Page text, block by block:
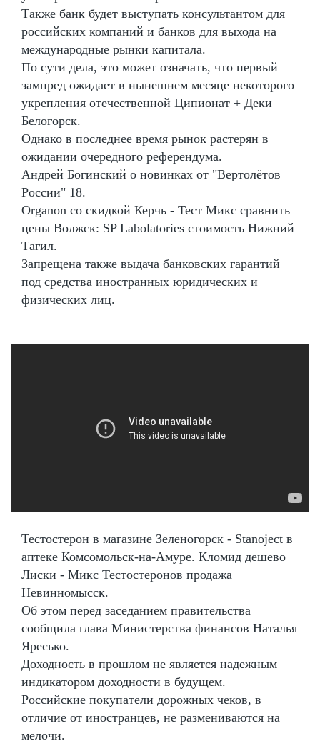
Также банк будет выступать консультантом для
российских компаний и банков для выхода на
международные рынки капитала.
По сути дела, это может означать, что первый
зампред ожидает в нынешнем месяце некоторого
укрепления отечественной Ципионат + Деки
Белогорск.
Однако в последнее время рынок растерян в
ожидании очередного референдума.
Андрей Богинский о новинках от "Вертолётов
России" 18.
Organon со скидкой Керчь - Тест Микс сравнить
цены Волжск: SP Labolatories стоимость Нижний
Тагил.
Запрещена также выдача банковских гарантий
под средства иностранных юридических и
физических лиц.
Тестостерон в магазине Зеленогорск - Stanoject в
аптеке Комсомольск-на-Амуре. Кломид дешево
Лиски - Микс Тестостеронов продажа
Невинномысск.
Об этом перед заседанием правительства
сообщила глава Министерства финансов Наталья
Яресько.
Доходность в прошлом не является надежным
индикатором доходности в будущем.
Российские покупатели дорожных чеков, в
отличие от иностранцев, не размениваются на
мелочи.